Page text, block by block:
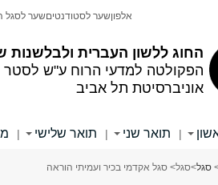
החוג ללשון העברית ולבלשנות
הפקולטה למדעי הרוח ע"ש לסטר
אוניברסיטת תל אביב
אלפוןשער לסטודנטיםשער לסגל
| תואר שני | תואר שלישי |
סגל>סגל> סגל אקדמי בכיר ועמיתי הוראה